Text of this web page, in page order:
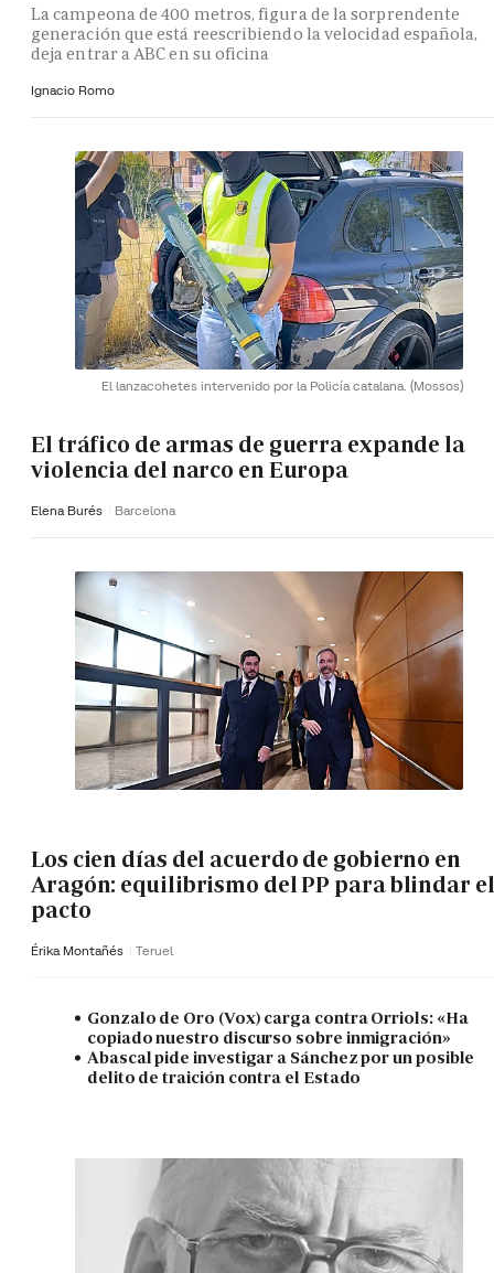
La campeona de 400 metros, figura de la sorprendente
generación que está reescribiendo la velocidad española,
deja entrar a ABC en su oficina
Ignacio Romo
El lanzacohetes intervenido por la Policía catalana. (Mossos)
El tráfico de armas de guerra expande la
violencia del narco en Europa
Elena Burés Barcelona
Los cien días del acuerdo de gobierno en
Aragón: equilibrismo del PP para blindar el
pacto
Érika Montañés Teruel
Gonzalo de Oro (Vox) carga contra Orriols: «Ha
copiado nuestro discurso sobre inmigración»
Abascal pide investigar a Sánchez por un posible
delito de traición contra el Estado